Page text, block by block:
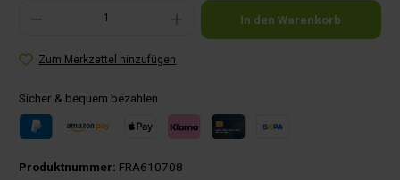
Produkt Anzahl: Gib den gewünschten Wert ein oder benutze die Schaltflächen um die
In den Warenkorb
Zum Merkzettel hinzufügen
Sicher & bequem bezahlen
Produktnummer: FRA610708